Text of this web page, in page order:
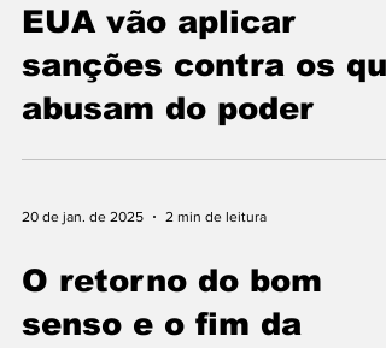
EUA vão aplicar
sanções contra os
abusam do poder
20 de jan. de 2025 2 min de leitura
O retorno do bom
senso e o fim da